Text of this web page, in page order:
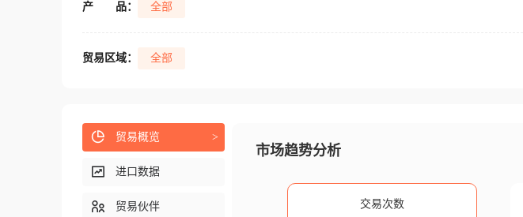
产 品： 全部
贸易区域： 全部
市场趋势分析
交易次数
贸易概览 >
进口数据
贸易伙伴